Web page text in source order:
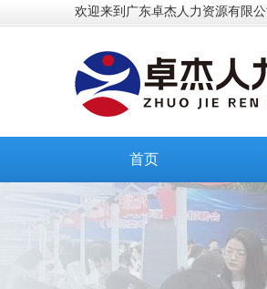
欢迎来到广东卓杰人力资源有限公
首页